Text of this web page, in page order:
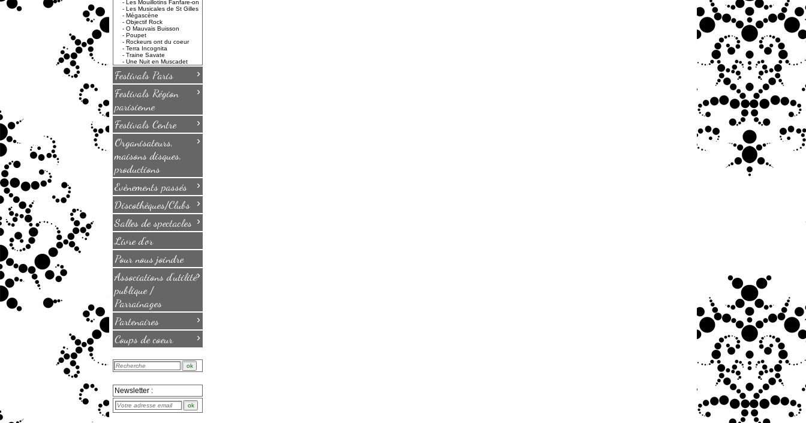
- Les Mouillotins Fanfare-on
- Les Musicales de St Gilles
- Mégascène
- Objectif Rock
- O Mauvais Buisson
- Poupet
- Rockeurs ont du coeur
- Terra Incognita
- Traine Savate
- Une Nuit en Muscadet
Festivals Paris ›
Festivals Région
parisienne
›
Festivals Centre ›
Organisateurs,
maisons disques,
productions
›
Evènements passés ›
Discothèques/Clubs ›
Salles de spectacles ›
Livre d'or
Pour nous joindre
Associations d'utilité
publique /
Parrainages
›
Partenaires ›
Coups de coeur ›
Newsletter :